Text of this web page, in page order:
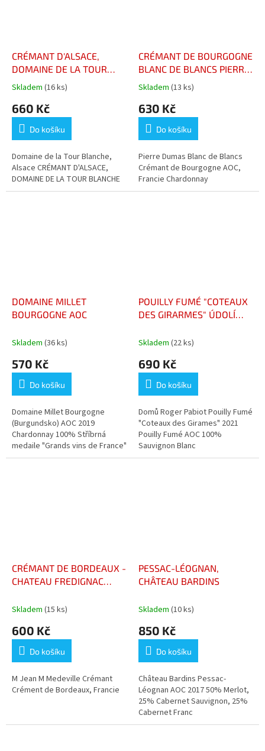
CRÉMANT D'ALSACE,
DOMAINE DE LA TOUR
BLANCHE
Průměrné
produktu
5,0
5
hvězdiček.
Skladem (16 ks)
660 Kč
Do košíku
Domaine de la Tour Blanche,
Alsace CRÉMANT D'ALSACE,
DOMAINE DE LA TOUR BLANCHE
CRÉMANT DE BOURGOGNE
BLANC DE BLANCS PIERRE
DUMAS
Průměrné
produktu
5,0
5
hvězdiček.
Skladem (13 ks)
630 Kč
Do košíku
Pierre Dumas Blanc de Blancs
Crémant de Bourgogne AOC,
Francie Chardonnay
DOMAINE MILLET
BOURGOGNE AOC
Skladem (36 ks)
570 Kč
Do košíku
Domaine Millet Bourgogne
(Burgundsko) AOC 2019
Chardonnay 100% Stříbrná
medaile "Grands vins de France"
POUILLY FUMÉ "COTEAUX
DES GIRARMES" ÚDOLÍ
DOMINIQUE & MALLORIE
Skladem (22 ks)
690 Kč
Do košíku
Domů Roger Pabiot Pouilly Fumé
"Coteaux des Girames" 2021
Pouilly Fumé AOC 100%
Sauvignon Blanc
CRÉMANT DE BORDEAUX -
CHATEAU FREDIGNAC
Skladem (15 ks)
600 Kč
Do košíku
M Jean M Medeville Crémant
Crément de Bordeaux, Francie
PESSAC-LÉOGNAN,
CHÂTEAU BARDINS
Skladem (10 ks)
850 Kč
Do košíku
Château Bardins Pessac-
Léognan AOC 2017 50% Merlot,
25% Cabernet Sauvignon, 25%
Cabernet Franc